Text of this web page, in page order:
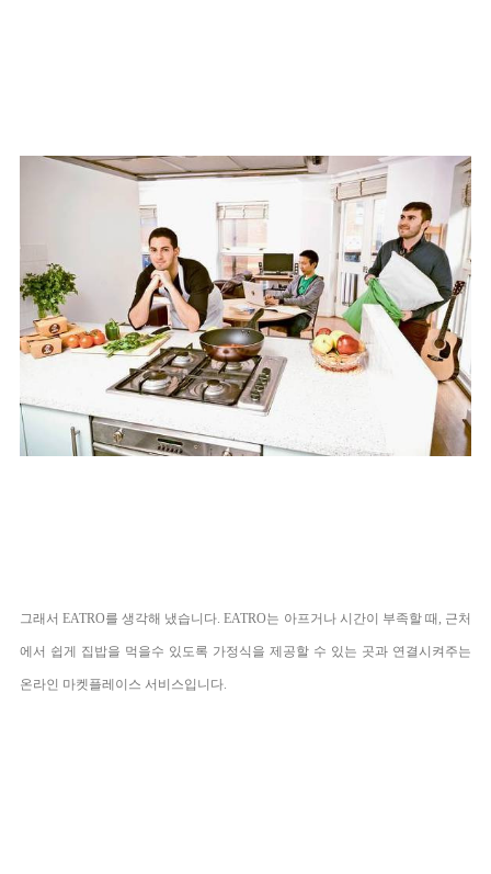
그래서 EATRO를 생각해 냈습니다. EATRO는 아프거나 시간이 부족할 때, 근처
에서 쉽게 집밥을 먹을수 있도록 가정식을 제공할 수 있는 곳과 연결시켜주는
온라인 마켓플레이스 서비스입니다.